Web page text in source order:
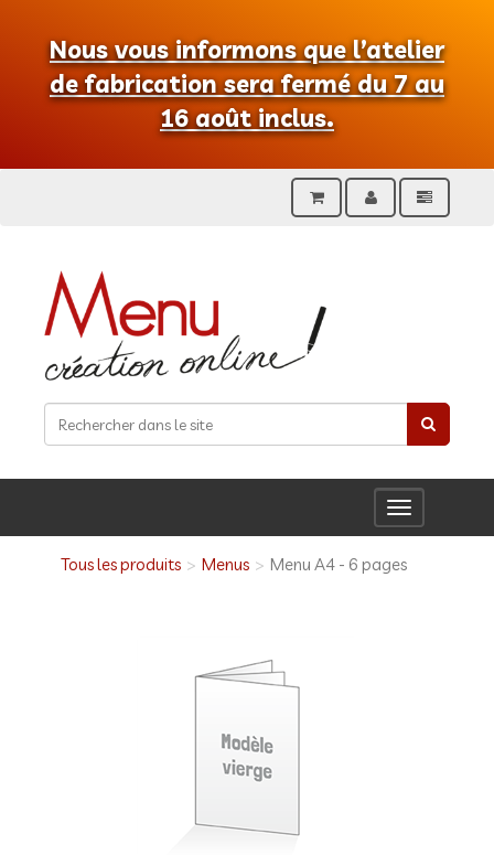
Nous vous informons que l’atelier
de fabrication sera fermé du 7 au
16 août inclus.
Toggle
navigation
Tous les produits
Menus Menu A4 - 6 pages